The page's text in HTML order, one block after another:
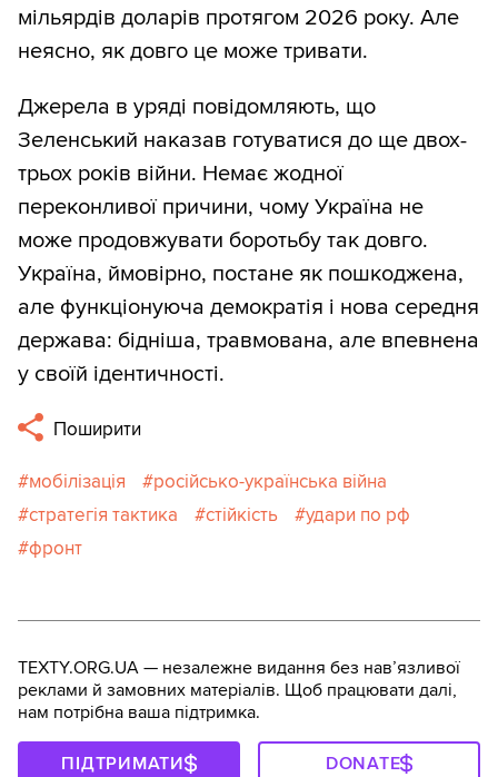
мільярдів доларів протягом 2026 року. Але
неясно, як довго це може тривати.
Джерела в уряді повідомляють, що
Зеленський наказав готуватися до ще двох-
трьох років війни. Немає жодної
переконливої причини, чому Україна не
може продовжувати боротьбу так довго.
Україна, ймовірно, постане як пошкоджена,
але функціонуюча демократія і нова середня
держава: бідніша, травмована, але впевнена
у своїй ідентичності.
Поширити
мобілізація
російсько-українська війна
стратегія тактика
стійкість
удари по рф
фронт
TEXTY.ORG.UA — незалежне видання без навʼязливої
реклами й замовних матеріалів. Щоб працювати далі,
нам потрібна ваша підтримка.
ПІДТРИМАТИ DONATE